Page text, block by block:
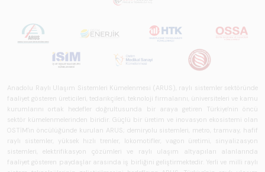
Anadolu Raylı Ulaşım Sistemleri Kümelenmesi (ARUS), raylı sistemler sektöründe
faaliyet gösteren üreticileri, tedarikçileri, teknoloji firmalarını, üniversiteleri ve kamu
kurumlarını ortak hedefler doğrultusunda bir araya getiren Türkiye'nin öncü
sektör kümelenmelerinden biridir. Güçlü bir üretim ve inovasyon ekosistemi olan
OSTİM'in öncülüğünde kurulan ARUS; demiryolu sistemleri, metro, tramvay, hafif
raylı sistemler, yüksek hızlı trenler, lokomotifler, vagon üretimi, sinyalizasyon
sistemleri, elektrifikasyon çözümleri ve raylı ulaşım altyapıları alanlarında
faaliyet gösteren paydaşlar arasında iş birliğini geliştirmektedir. Yerli ve milli raylı